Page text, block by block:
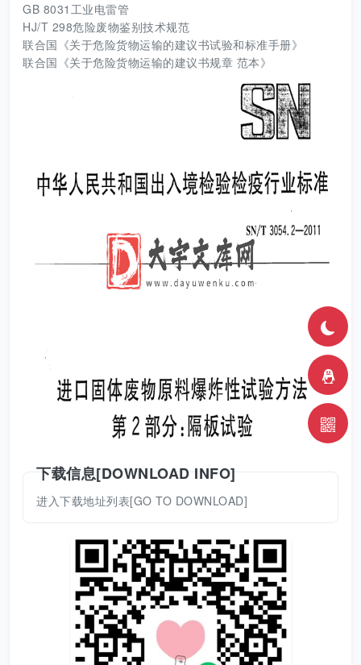
GB 8031工业电雷管
HJ/T 298危险废物鉴别技术规范
联合国《关于危险货物运输的建议书试验和标准手册》
联合国《关于危险货物运输的建议书规章 范本》
下载信息[DOWNLOAD INFO]
进入下载地址列表[GO TO DOWNLOAD]